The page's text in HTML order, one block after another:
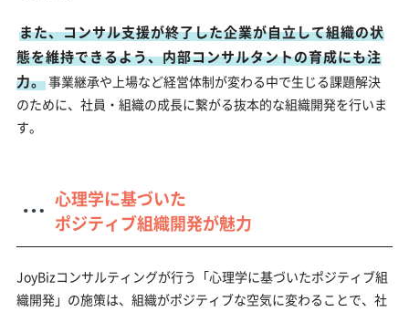
また、コンサル支援が終了した企業が自立して組織の状
態を維持できるよう、内部コンサルタントの育成にも注
力。事業継承や上場など経営体制が変わる中で生じる課題解決
のために、社員・組織の成長に繋がる抜本的な組織開発を行いま
す。
心理学に基づいた
ポジティブ組織開発が魅力
JoyBizコンサルティングが行う「心理学に基づいたポジティブ組
織開発」の施策は、組織がポジティブな空気に変わることで、社